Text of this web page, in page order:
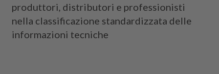
produttori, distributori e professionisti
nella classificazione standardizzata delle
informazioni tecniche